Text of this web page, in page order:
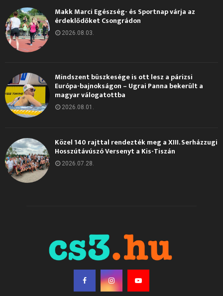
Makk Marci Egészség- és Sportnap várja az
érdeklődőket Csongrádon
2026.08.03.
Mindszent büszkesége is ott lesz a párizsi
Európa-bajnokságon – Ugrai Panna bekerült a
magyar válogatottba
2026.08.01.
Közel 140 rajttal rendezték meg a XIII. Serházzugi
Hosszútávúszó Versenyt a Kis-Tiszán
2026.07.28.